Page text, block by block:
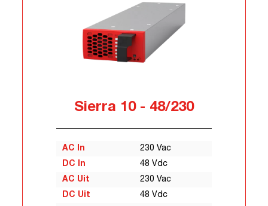
Sierra 10 - 48/230
AC In
230 Vac
DC In
48 Vdc
AC Uit
230 Vac
DC Uit
48 Vdc